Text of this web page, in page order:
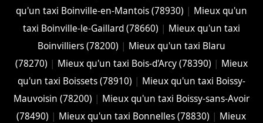
qu'un taxi Boinville-en-Mantois (78930) | Mieux qu'un
taxi Boinville-le-Gaillard (78660) | Mieux qu'un taxi
Boinvilliers (78200) | Mieux qu'un taxi Blaru
(78270) | Mieux qu'un taxi Bois-d'Arcy (78390) | Mieux
qu'un taxi Boissets (78910) | Mieux qu'un taxi Boissy-
Mauvoisin (78200) | Mieux qu'un taxi Boissy-sans-Avoir
(78490) | Mieux qu'un taxi Bonnelles (78830) | Mieux